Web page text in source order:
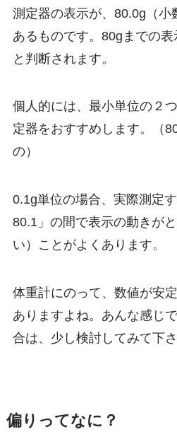
測定器の表示が、80.0g（小
あるものです。80gまでの
と判断されます。
個人的には、最小単位の２
定器をおすすめします。（
の）
0.1g単位の場合、実際測定
80.1」の間で表示の動きが
い）ことがよくあります。
体重計にのって、数値が安
ありますよね。あんな感じ
合は、少し検討してみて下
偏りってなに？